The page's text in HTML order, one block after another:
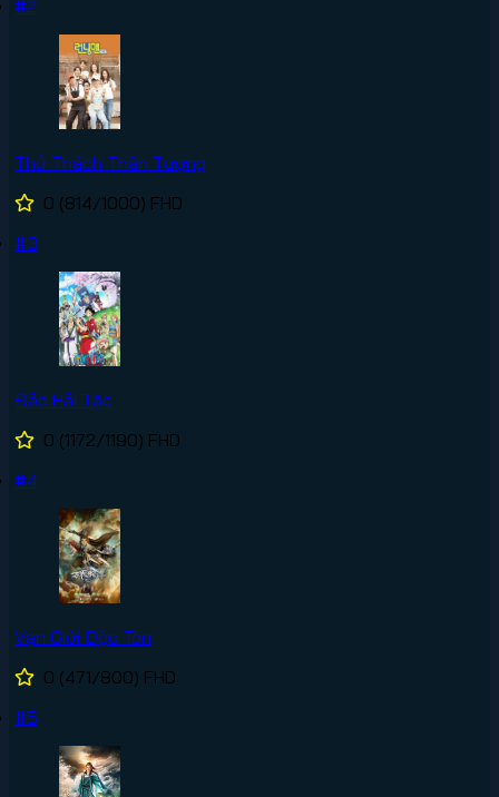
#2
Thử Thách Thần Tượng
0 (814/1000) FHD
#3
Đảo Hải Tặc
0 (1172/1190) FHD
#4
Vạn Giới Độc Tôn
0 (471/800) FHD
#5